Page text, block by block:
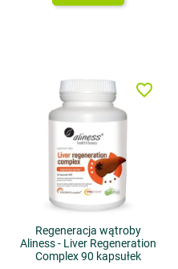
Regeneracja wątroby
Aliness - Liver Regeneration
Complex 90 kapsułek
favorite_border